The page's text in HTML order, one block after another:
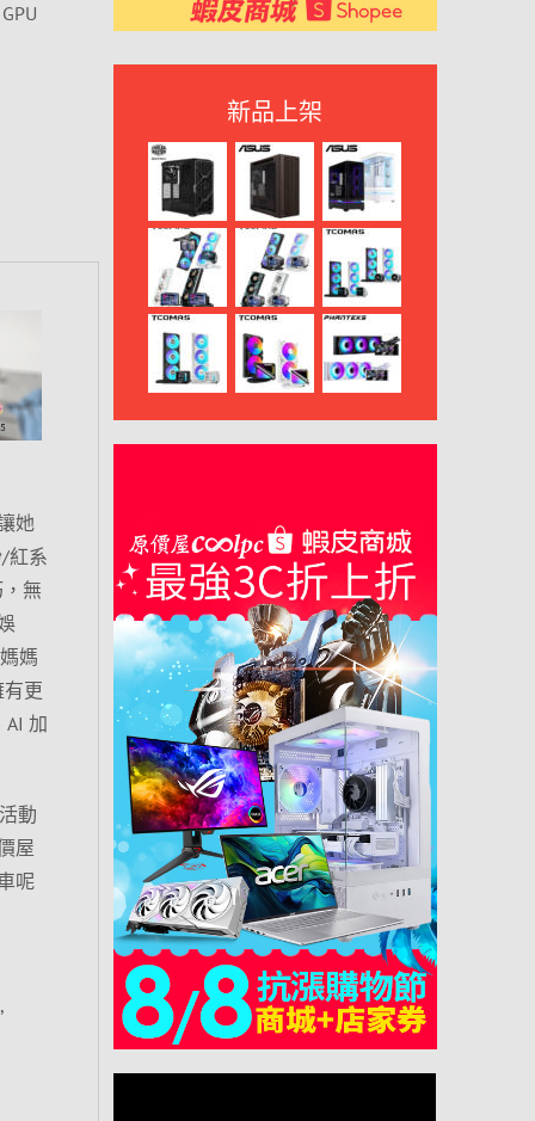
她
紅系
無
媽
更
AI 加
動
屋
呢
新品上架